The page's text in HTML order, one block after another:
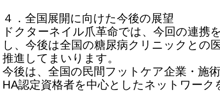
４．全国展開に向けた今後の展望
ドクターネイル爪革命では、今回の連携
し、今後は全国の糖尿病クリニックとの
推進してまいります。
今後は、全国の民間フットケア企業・施
HA認定資格者を中心としたネットワーク